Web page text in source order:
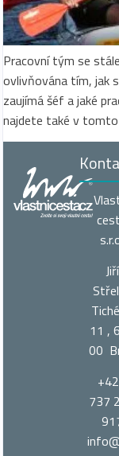
Pracovní tým se
ovlivňována tím, jak
zaujímá šéf a jaké
najdete také v tomto
Jiří
11 ,
00
737